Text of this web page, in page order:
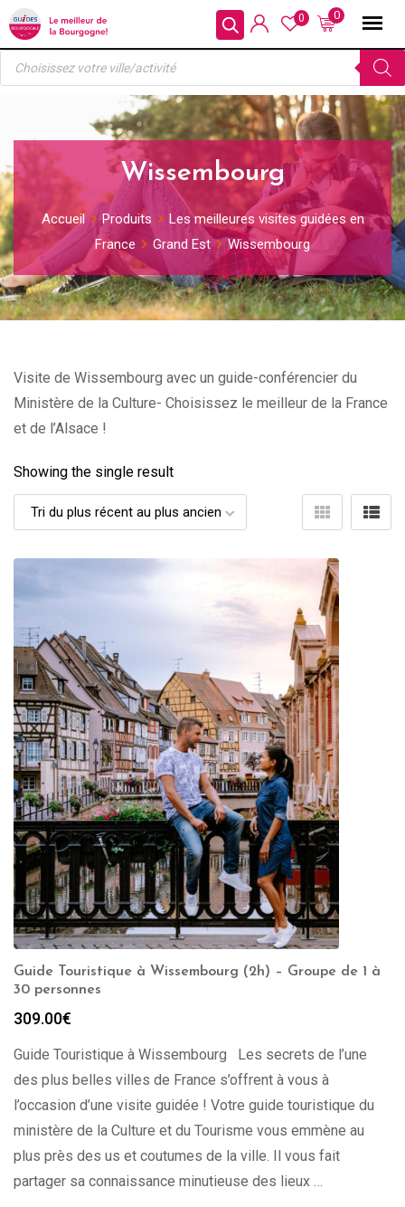
Skip
to
content
0
0
Recherche
produits
Wissembourg
Accueil Produits
Les meilleures visites guidées en
France
Grand Est Wissembourg
Visite de Wissembourg avec un guide-conférencier du
Ministère de la Culture- Choisissez le meilleur de la France
et de l’Alsace !
Showing the single result
Guide Touristique à Wissembourg (2h) – Groupe de 1 à
30 personnes
309.00€
Guide Touristique à Wissembourg Les secrets de l’une
des plus belles villes de France s’offrent à vous à
l’occasion d’une visite guidée ! Votre guide touristique du
ministère de la Culture et du Tourisme vous emmène au
plus près des us et coutumes de la ville. Il vous fait
partager sa connaissance minutieuse des lieux …